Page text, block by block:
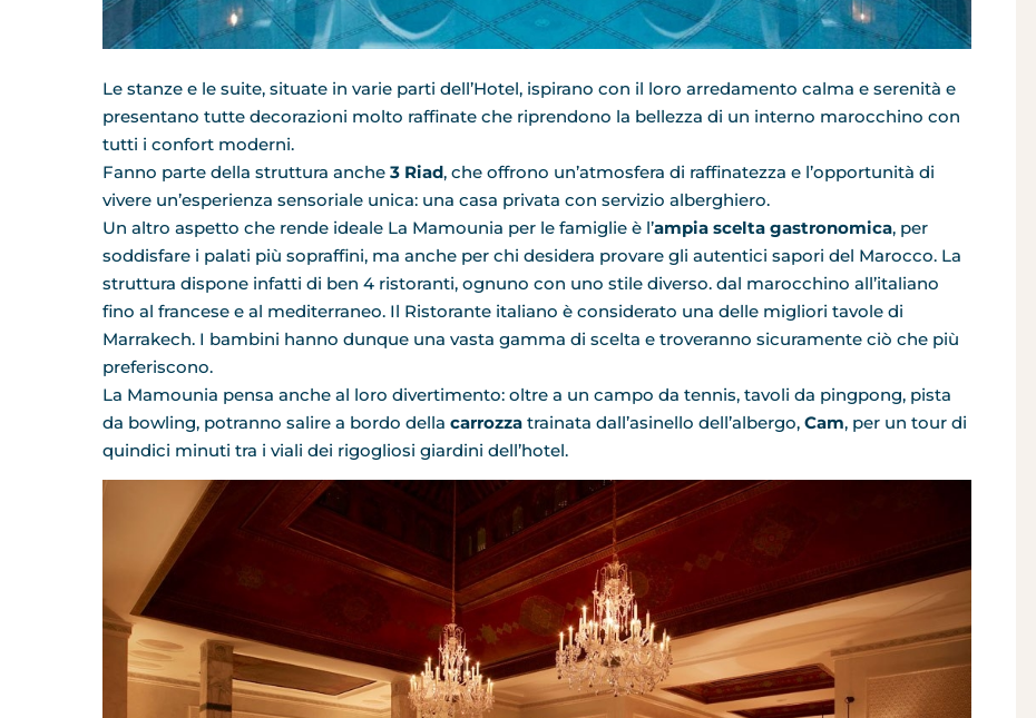
Le stanze e le suite, situate in varie parti dell’Hotel, ispirano con il loro arredamento calma e serenità e
presentano tutte decorazioni molto raffinate che riprendono la bellezza di un interno marocchino con
tutti i confort moderni.
Fanno parte della struttura anche 3 Riad, che offrono un’atmosfera di raffinatezza e l’opportunità di
vivere un’esperienza sensoriale unica: una casa privata con servizio alberghiero.
Un altro aspetto che rende ideale La Mamounia per le famiglie è l’ampia scelta gastronomica, per
soddisfare i palati più sopraffini, ma anche per chi desidera provare gli autentici sapori del Marocco. La
struttura dispone infatti di ben 4 ristoranti, ognuno con uno stile diverso. dal marocchino all’italiano
fino al francese e al mediterraneo. Il Ristorante italiano è considerato una delle migliori tavole di
Marrakech. I bambini hanno dunque una vasta gamma di scelta e troveranno sicuramente ciò che più
preferiscono.
La Mamounia pensa anche al loro divertimento: oltre a un campo da tennis, tavoli da pingpong, pista
da bowling, potranno salire a bordo della carrozza trainata dall’asinello dell’albergo, Cam, per un tour di
quindici minuti tra i viali dei rigogliosi giardini dell’hotel.